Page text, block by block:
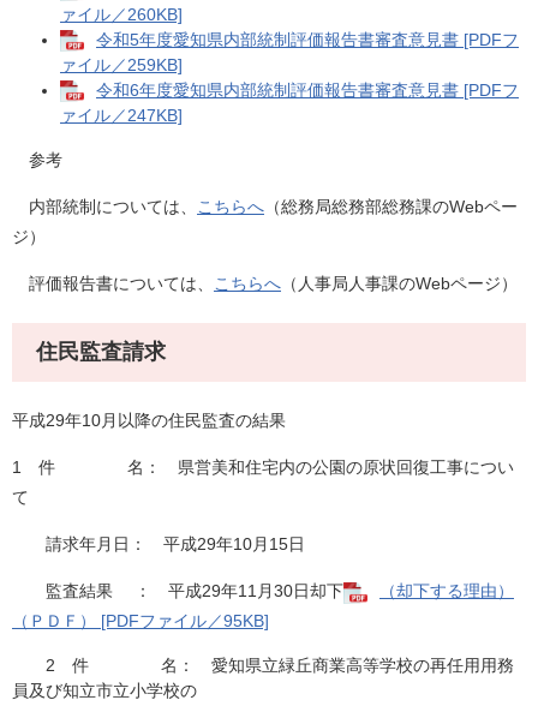
ァイル／260KB]
令和5年度愛知県内部統制評価報告書審査意見書 [PDFフ
ァイル／259KB]
令和6年度愛知県内部統制評価報告書審査意見書 [PDFフ
ァイル／247KB]
参考
内部統制については、 こちらへ （総務局総務部総務課のWebペー
ジ）
評価報告書については、 こちらへ （人事局人事課のWebページ）
住民監査請求
平成29年10月以降の住民監査の結果
1 件 名： 県営美和住宅内の公園の原状回復工事につい
て
請求年月日： 平成29年10月15日
監査結果 ： 平成29年11月30日却下
（却下する理由）
（ＰＤＦ） [PDFファイル／95KB]
2 件 名： 愛知県立緑丘商業高等学校の再任用用務
員及び知立市立小学校の